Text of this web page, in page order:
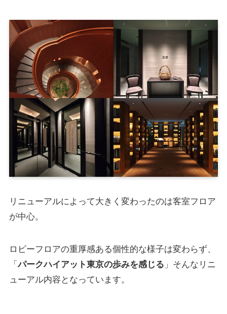
リニューアルによって大きく変わったのは客室フロア
が中心。
ロビーフロアの重厚感ある個性的な様子は変わらず、
「パークハイアット東京の歩みを感じる 」そんなリニ
ューアル内容となっています。